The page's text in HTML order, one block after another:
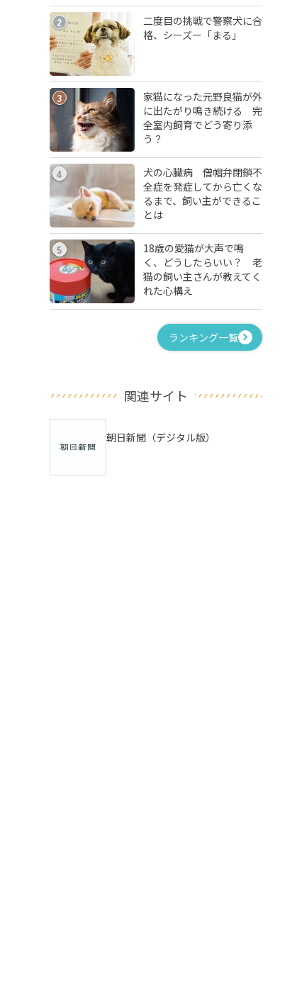
2
二度目の挑戦で警察犬に合
格、シーズー「まる」
3
家猫になった元野良猫が外
に出たがり鳴き続ける 完
全室内飼育でどう寄り添
う？
4
犬の心臓病 僧帽弁閉鎖不
全症を発症してから亡くな
るまで、飼い主ができるこ
とは
5
18歳の愛猫が大声で鳴
く、どうしたらいい？ 老
猫の飼い主さんが教えてく
れた心構え
ランキング一覧
関連サイト
朝日新聞（デジタル版）